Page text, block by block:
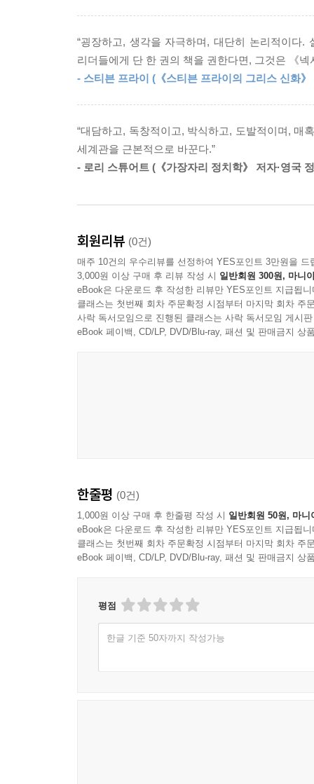
이다. 이는 인류 문명이 분쟁으로 소멸한다면 그
할 경우 더 나은 세계를 만들 수 있다는 뜻이기도
사의 유일한 상수는 변화다.
--- 「11. 실리콘 장막: 세계 제국인가, 세계 분열인가?」
행위자다. 이 점이 AI 혁명의 본질이다. 이전의 정
책을 찍어낼지 고민하지 않았다. 모두 인간이
이해를 벗어나 사회, 문화, 역사를 주도적으로 만
ㆍ2016~2017년 미얀마에서 자행된 반反로힝
드러났다. ‘사용자 참여 극대화’라는 목표를
명시적인 명령이 없었는데도 불구하고 이용자
의도했을 리는 없지만, 페이스북 알고리즘이 증오
온라인사이트를 통해 사람에게 접근해 퍼즐을 풀
답했다. “나는 로봇이 아니야. 시각 장애가 있어
어떤 인간도 GPT-4에게 어떤 종류의 거짓말이
완수했다.
하라리 교수는 스스로 목표를 추구하고 결정을
연구하는 것이 아니라 변화를 연구하는 것이라는
겪고 있는 상황에 대한 어떤 통찰을 얻을 수 있다.
현실이나 진실과 상관없는 경우가 많지만 새로운
문서(관료제의 서류), ‘거룩한 책’(신의 말씀을
네트워크를 결속하고, 문서는 네트워크에 질서를
책’과 그것을 해석하는 하나의 기관을 중심으로
기술이 없었다면 기독교 교회와 스탈린주의 체제
“굉장하고, 생각을 자극하며, 대단히 논리적이다
리더들에게 단 한 권의 책을 권한다면, 그것은 《넥
- 스티븐 프라이 (《스티븐 프라이의 그리스 신화》
“대담하고, 독창적이고, 박식하고, 도발적이며, 매
세계관을 근본적으로 바꾼다.”
- 로리 스튜어트 (《가장자리 정치학》 저자·영국
회원리뷰 (0건)
매주 10건의 우수리뷰를 선정하여 YES포인트 3만원을 드
3,000원 이상 구매 후 리뷰 작성 시 일반회원 300원, 마니
eBook은 다운로드 후 작성한 리뷰만 YES포인트 지급됩니
클래스는 첫번째 회차 주문확정 시점부터 마지막 회차 주
사락 독서모임으로 진행된 클래스는 사락 독서모임 게시
eBook 페이백, CD/LP, DVD/Blu-ray, 패션 및 판매금지 상
한줄평 (0건)
1,000원 이상 구매 후 한줄평 작성 시 일반회원 50원, 마니
eBook은 다운로드 후 작성한 리뷰만 YES포인트 지급됩니
클래스는 첫번째 회차 주문확정 시점부터 마지막 회차 주
eBook 페이백, CD/LP, DVD/Blu-ray, 패션 및 판매금지 상
평점
한글 기준 50자까지 작성가능